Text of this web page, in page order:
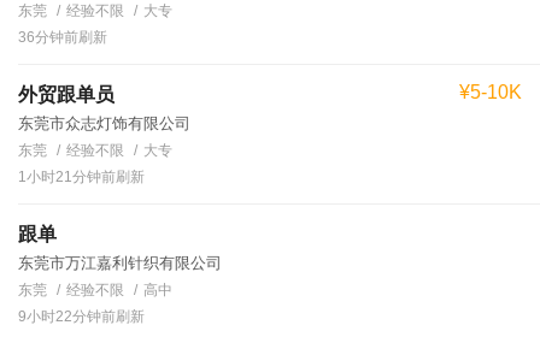
东莞 经验不限
大专
36分钟前刷新
外贸跟单员
东莞市众志灯饰有限公司
¥5-10K
东莞 经验不限
大专
1小时21分钟前刷新
跟单
东莞市万江嘉利针织有限公司
东莞 经验不限
高中
9小时22分钟前刷新